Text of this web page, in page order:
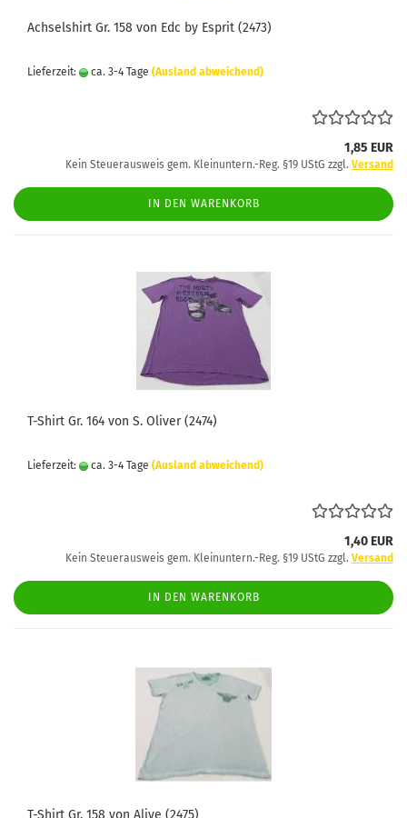
Achselshirt Gr. 158 von Edc by Esprit (2473)
Lieferzeit: ca. 3-4 Tage (Ausland abweichend)
1,85 EUR
Kein Steuerausweis gem. Kleinuntern.-Reg. §19 UStG zzgl. Versand
IN DEN WARENKORB
T-Shirt Gr. 164 von S. Oliver (2474)
Lieferzeit: ca. 3-4 Tage (Ausland abweichend)
1,40 EUR
Kein Steuerausweis gem. Kleinuntern.-Reg. §19 UStG zzgl. Versand
IN DEN WARENKORB
T-Shirt Gr. 158 von Alive (2475)